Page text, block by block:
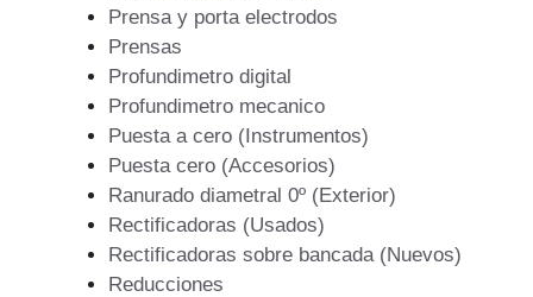
Prensa y porta electrodos
Prensas
Profundimetro digital
Profundimetro mecanico
Puesta a cero (Instrumentos)
Puesta cero (Accesorios)
Ranurado diametral 0º (Exterior)
Rectificadoras (Usados)
Rectificadoras sobre bancada (Nuevos)
Reducciones